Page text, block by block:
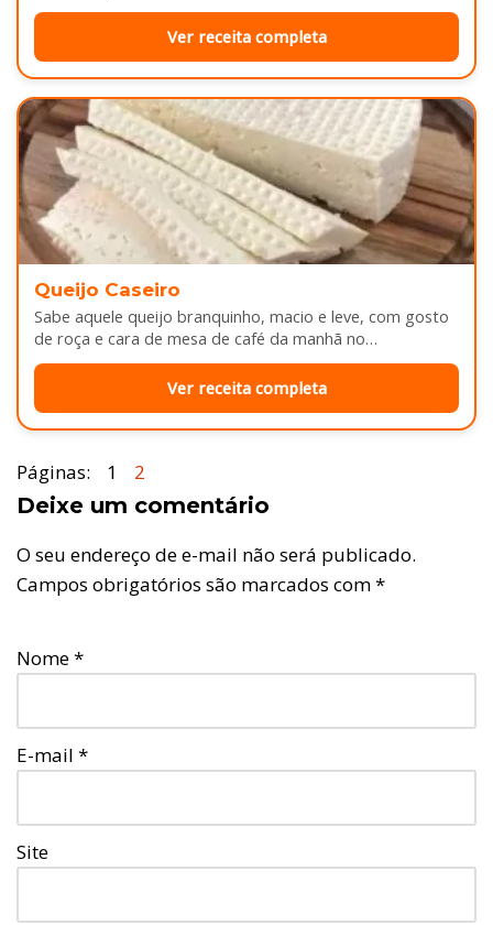
Ver receita completa
Queijo Caseiro
Sabe aquele queijo branquinho, macio e leve, com gosto
de roça e cara de mesa de café da manhã no…
Ver receita completa
Páginas: 1 2
Deixe um comentário
O seu endereço de e-mail não será publicado.
Campos obrigatórios são marcados com*
Nome*
E-mail *
Site